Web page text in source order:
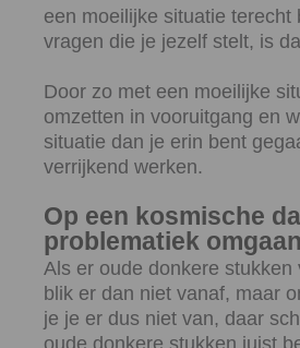
een moeilijke situatie
vragen die je jezelf stelt, is
Door zo met een moeilijke
omzetten in vooruitgang en
situatie dan je erin bent
verrijkend werken.
Op een kosmische
problematiek
Als er oude donkere
blik er dan niet vanaf, maar
je je er dus niet van, daar
oude donkere stukken juist